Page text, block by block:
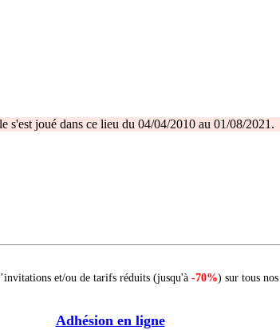
s'est joué dans ce lieu du 04/04/2010 au 01/08/2021.
et/ou de tarifs réduits (jusqu'à -70%) sur tous nos
Adhésion en ligne